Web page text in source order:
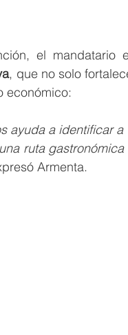
, que no solo
económico:
ayuda a identificar
ruta
Armenta.